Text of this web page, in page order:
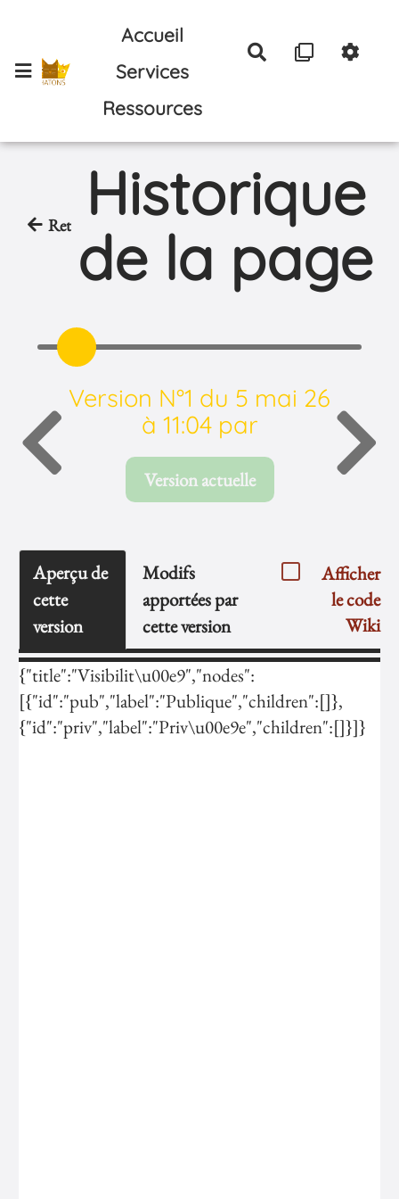
Aller au contenu principal
Accueil
Services
Ressources
Rechercher
Retour Historique
de la page
Version N°1 du 5 mai 26
à 11:04 par
Version actuelle
Aperçu de
cette
version
Modifs
apportées par
cette version
Afficher
le code
Wiki